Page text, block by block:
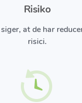
Risiko
at de har
risici.